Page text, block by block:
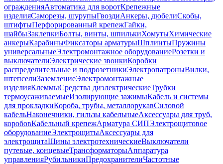
огражденияАвтоматика для воротКрепежные
изделияСаморезы, шурупыГвоздиАнкеры, дюбелиСкобы,
штифтыПерфорированный крепежГайки,
шайбыЗаклепкиБолты, винты, шпилькиХомутыХимические
анкерыКарабиныФиксаторы арматурыШплинтыПружины
универсальныеЭлектромонтажное оборудованиеРозетки и
выключателиЭлектрические звонкиКоробки
распределительные и подрозетникиЭлектропатроныВилки,
штепселиЗаземлениеЭлектромонтажные
изделияКлеммыСредства диэлектрическиеТрубки
термоусаживаемыеИзолирующие зажимыКабель и системы
для прокладкиКороба, трубы, металлорукавСиловой
кабельНаконечники, гильзы кабельныеАксессуары для труб,
коробовКабельный крепежАрматура СИПЭлектрощитовое
оборудованиеЭлектрощитыАксессуары для
электрощитаШины электротехническиеВыключатели
путевые, концевыеТрансформаторыАппаратура
управленияРубильникиПредохранителиЧастотные